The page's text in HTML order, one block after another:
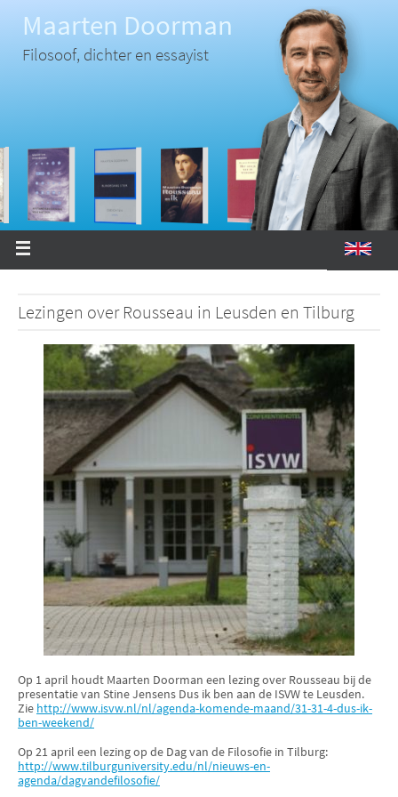
inhoud
Maarten Doorman
Filosoof, dichter en essayist
Lezingen over Rousseau in Leusden en Tilburg
Op 1 april houdt Maarten Doorman een lezing over Rousseau bij de
presentatie van Stine Jensens Dus ik ben aan de ISVW te Leusden.
Zie http://www.isvw.nl/nl/agenda-komende-maand/31-31-4-dus-ik-
ben-weekend/
Op 21 april een lezing op de Dag van de Filosofie in Tilburg:
http://www.tilburguniversity.edu/nl/nieuws-en-
agenda/dagvandefilosofie/